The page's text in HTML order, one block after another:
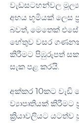
වැඩසටහන්වල
අභය භූමියක් ලෙස
බවත්, මෙතෙක්
හේතුව වසර
කිරීමට පිඹුරුපත්
සැක පළ කරයි.
අක්කර 10කට වැඩි
ව්‍යාපෘතියක් කිරීමට
ක්‍රියාවලියට යටත්ව